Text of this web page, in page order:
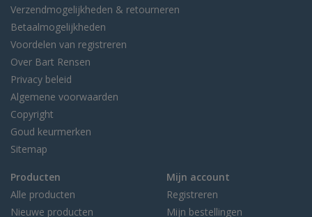
Verzendmogelijkheden & retourneren
Betaalmogelijkheden
Voordelen van registreren
Over Bart Rensen
Privacy beleid
Algemene voorwaarden
Copyright
Goud keurmerken
Sitemap
Producten
Alle producten
Nieuwe producten
Mijn account
Registreren
Mijn bestellingen